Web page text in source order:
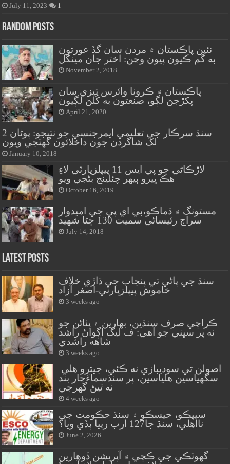
July 11, 2023 1
Random Posts
نئين پاڪستان ۾ مردن سان گڏ عورتون
به گم ڪيون پيون وڃن: اختر جان مينگل
November 2, 2018
پاڪستان ۾ ڪرونا وائرس تيزي سان
پکڙجڻ لڳو، صنعتون به کُلڻ لڳيون
April 21, 2020
سنڌ سرڪار جي تعليمي ايمرجنسي جو نتيجو: پوڻان 2
لک شاگردن جون داخلائون گهٽجي ويون
January 10, 2018
لاڙڪاڻي جو پي ايس 11 پيپلزپارٽي لاءِ
هڪ ڀيرو ٻيهر چئلينج بڻجي ويو
October 16, 2019
مستونگ ۾ ڌماڪو،بي اي پي جي اميدوار
سراج رئيساڻي سميت 130 ڄڻا شهيد
July 14, 2018
Latest Posts
سنڌ جي پاڻي تي پنجاب جي ڌاڙي خلاف
خاموش پيپلزپارٽي-اصغر آزاد
3 weeks ago
ڪراچي صرف سنڌين، بهارين ۽ پٺاڻن جو
نه پر سڀني جو آهي: ف ليگ اڳواڻ راشد
شاهه راشدي
3 weeks ago
سگهياسين هلياسين، پر سنڌسماءَچار بند
نه ٿيڻ گهرجي
4 weeks ago
سيپڪو، حيسڪو ۽ سنڌ حڪومت جي
نااهلي، سنڌ جا127 ارب رپيا ٻڏي ويا؟
June 2, 2026
گهوٽڪي جي ڪچي ۾ آپريشن ڏوهارين